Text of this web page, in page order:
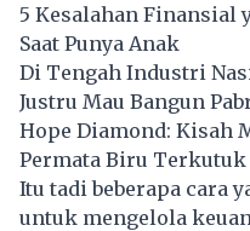
5 Kesalahan Finansial
Saat Punya Anak
Di Tengah Industri
Justru Mau Bangun
Hope Diamond: Kisah
Permata Biru Terkutuk
Itu tadi beberapa cara
untuk mengelola